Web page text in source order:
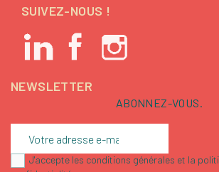
SUIVEZ-NOUS !
NEWSLETTER
ABONNEZ-VOUS.
J'accepte les conditions générales et la